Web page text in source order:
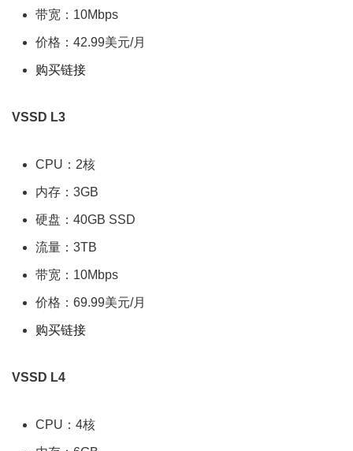
带宽：10Mbps
价格：42.99美元/月
购买链接
VSSD L3
CPU：2核
内存：3GB
硬盘：40GB SSD
流量：3TB
带宽：10Mbps
价格：69.99美元/月
购买链接
VSSD L4
CPU：4核